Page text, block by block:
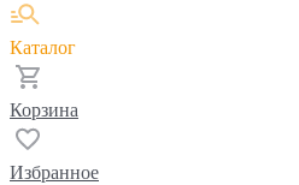
Каталог
Корзина
Избранное